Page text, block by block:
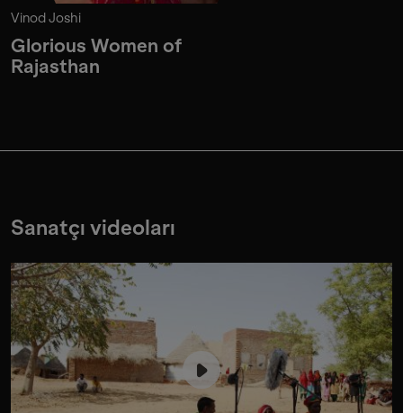
Vinod Joshi
Glorious Women of
Rajasthan
Sanatçı videoları